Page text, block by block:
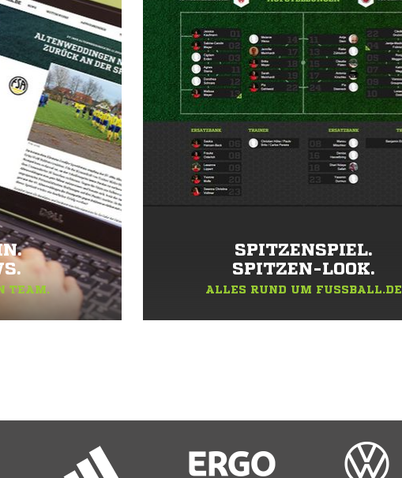
TEAM.
SPITZENSPIEL.
SPITZEN-LOOK.
ALLES RUND UM FUSSBALL.DE